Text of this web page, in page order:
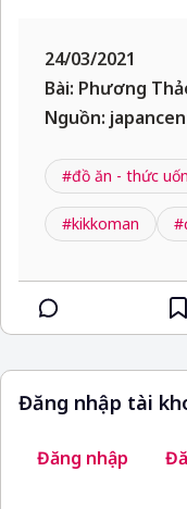
24/03/2021
Bài: Phương
Nguồn:
#đồ ăn - thức
#kikkoman
Đăng nhập tài
Đăng nhập